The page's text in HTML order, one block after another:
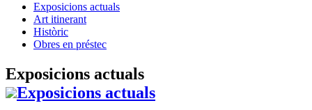
Exposicions actuals
Art itinerant
Històric
Obres en préstec
Exposicions actuals
Exposicions actuals